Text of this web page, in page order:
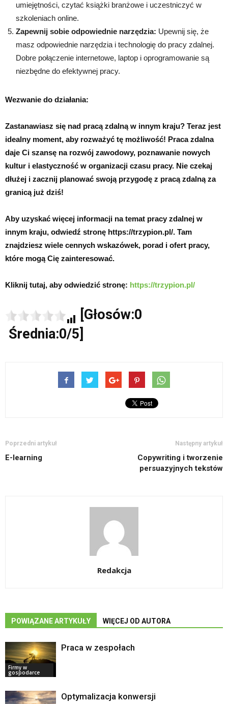
umiejętności, czytać książki branżowe i uczestniczyć w
szkoleniach online.
Zapewnij sobie odpowiednie narzędzia: Upewnij się, że
masz odpowiednie narzędzia i technologię do pracy zdalnej.
Dobre połączenie internetowe, laptop i oprogramowanie są
niezbędne do efektywnej pracy.
Wezwanie do działania:
Zastanawiasz się nad pracą zdalną w innym kraju? Teraz jest
idealny moment, aby rozważyć tę możliwość! Praca zdalna
daje Ci szansę na rozwój zawodowy, poznawanie nowych
kultur i elastyczność w organizacji czasu pracy. Nie czekaj
dłużej i zacznij planować swoją przygodę z pracą zdalną za
granicą już dziś!
Aby uzyskać więcej informacji na temat pracy zdalnej w
innym kraju, odwiedź stronę https://trzypion.pl/. Tam
znajdziesz wiele cennych wskazówek, porad i ofert pracy,
które mogą Cię zainteresować.
Kliknij tutaj, aby odwiedzić stronę: https://trzypion.pl/
[Głosów:0
Średnia:0/5]
Poprzedni artykuł
E-learning
Następny artykuł
Copywriting i tworzenie
persuazyjnych tekstów
Redakcja
POWIĄZANE ARTYKUŁY WIĘCEJ OD AUTORA
Firmy w
gospodarce
Praca w zespołach
Optymalizacja konwersji